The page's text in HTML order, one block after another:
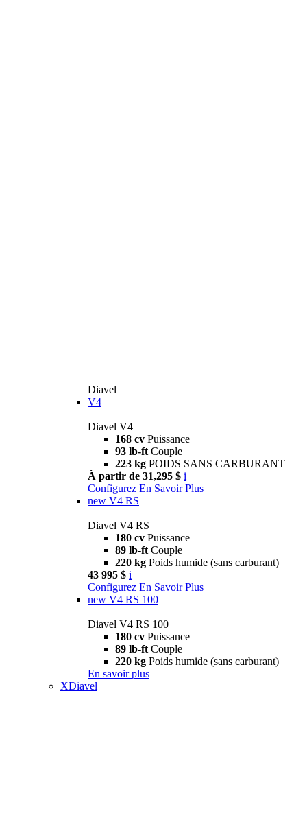
Diavel
V4
Diavel V4
168 cv Puissance
93 lb-ft Couple
223 kg POIDS SANS CARBURANT
À partir de 31,295 $ i
Configurez En Savoir Plus
new V4 RS
Diavel V4 RS
180 cv Puissance
89 lb-ft Couple
220 kg Poids humide (sans carburant)
43 995 $ i
Configurez En Savoir Plus
new V4 RS 100
Diavel V4 RS 100
180 cv Puissance
89 lb-ft Couple
220 kg Poids humide (sans carburant)
En savoir plus
XDiavel